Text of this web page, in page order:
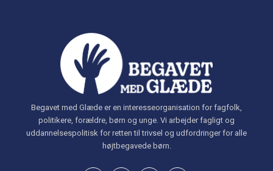
Begavet med Glæde er en interesseorganisation for fagfolk,
politikere, forældre, børn og unge. Vi arbejder fagligt og
uddannelsespolitisk for retten til trivsel og udfordringer for alle
højtbegavede børn.